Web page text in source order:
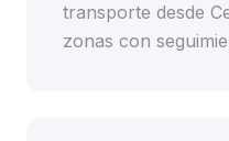
transporte desde
zonas con